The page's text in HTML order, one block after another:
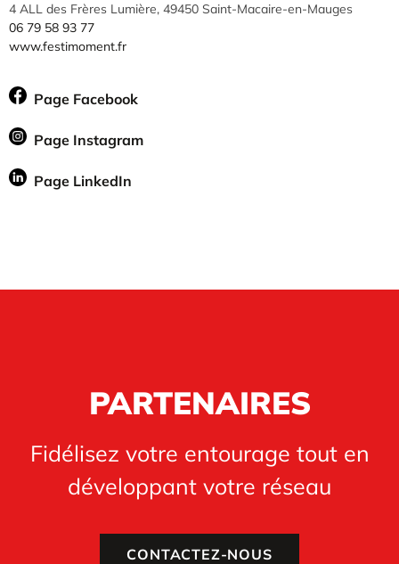
4 ALL des Frères Lumière, 49450 Saint-Macaire-en-Mauges
06 79 58 93 77
www.festimoment.fr
Page Facebook
Page Instagram
Page LinkedIn
PARTENAIRES
Fidélisez votre entourage tout en
développant votre réseau
CONTACTEZ-NOUS